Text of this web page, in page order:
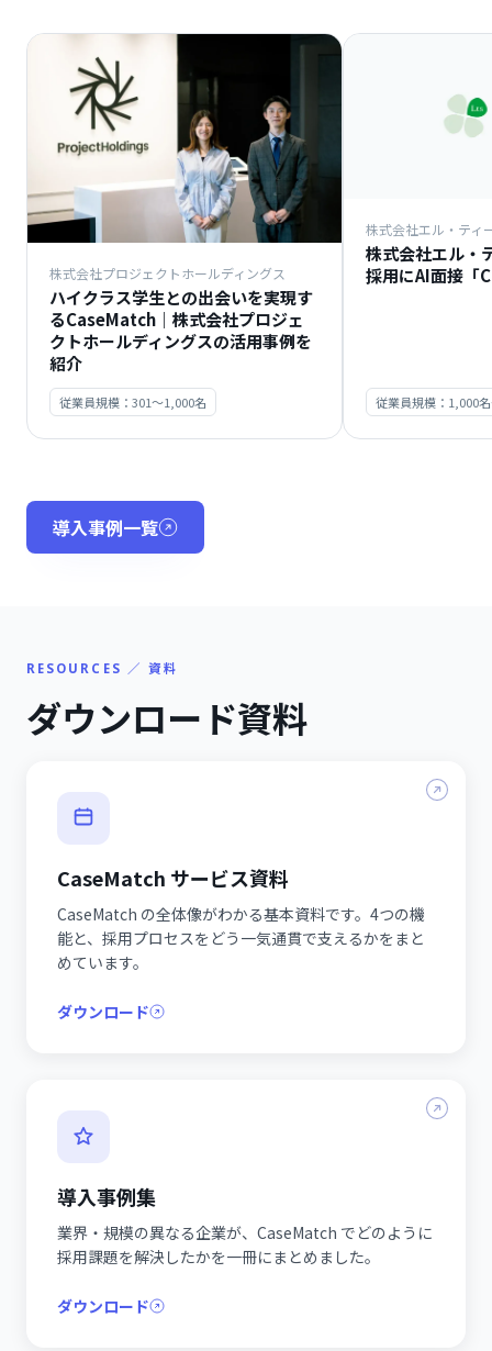
株式会社プロジェクトホールディングス
ハイクラス学生との出会いを実現す
るCaseMatch｜株式会社プロジェ
クトホールディングスの活用事例を
紹介
従業員規模：301〜1,000名
株式会社エル・ティ
株式会社エル・
採用にAI面接「
従業員規模：1,000
導入事例一覧
RESOURCES ／ 資料
ダウンロード資料
CaseMatch サービス資料
CaseMatch の全体像がわかる基本資料です。4つの機
能と、採用プロセスをどう一気通貫で支えるかをまと
めています。
ダウンロード
導入事例集
業界・規模の異なる企業が、CaseMatch でどのように
採用課題を解決したかを一冊にまとめました。
ダウンロード